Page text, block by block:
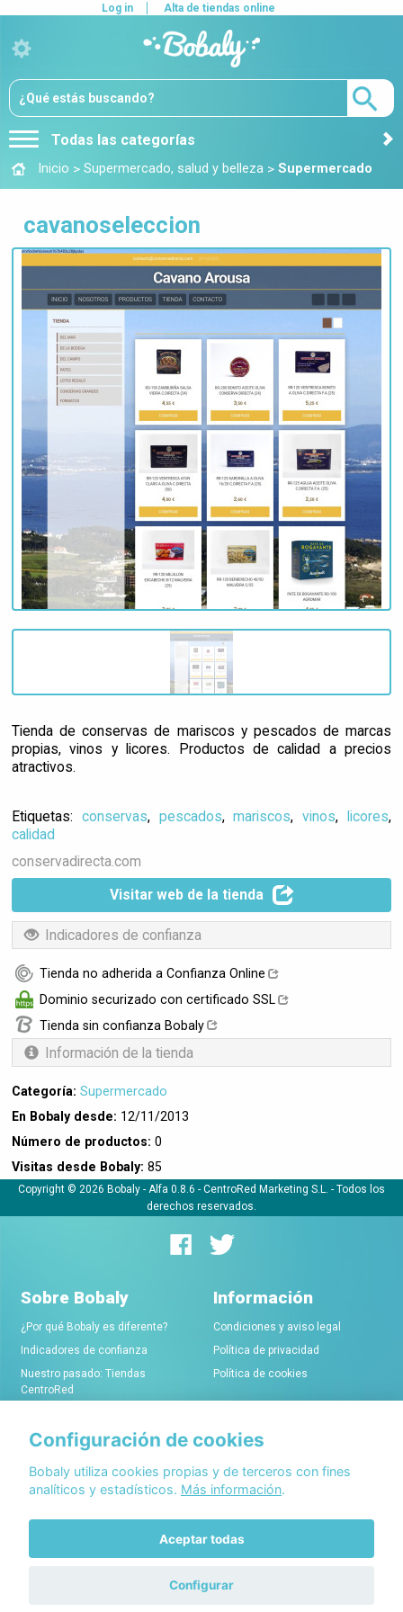
Todas las categorías
Log in Alta de tiendas online
Inicio > Supermercado, salud y belleza > Supermercado
cavanoseleccion
Tienda de conservas de mariscos y pescados de marcas
propias, vinos y licores. Productos de calidad a precios
atractivos.
Etiquetas: conservas, pescados,mariscos,vinos,licores,
calidad
conservadirecta.com
Visitar web de la tienda
Indicadores de confianza
Tienda no adherida a Confianza Online
Dominio securizado con certificado SSL
Tienda sin confianza Bobaly
Información de la tienda
Categoría: Supermercado
En Bobaly desde: 12/11/2013
Número de productos: 0
Visitas desde Bobaly: 85
Copyright © 2026 Bobaly - Alfa 0.8.6 - CentroRed Marketing S.L. - Todos los
derechos reservados.
Sobre Bobaly
¿Por qué Bobaly es diferente?
Indicadores de confianza
Nuestro pasado: Tiendas
CentroRed
Información
Condiciones y aviso legal
Política de privacidad
Política de cookies
Comerciantes
Alta de tiendas online
Condiciones de alta
Conócenos
Acerca de Bobaly Partners
Partner eCommerce
Configuración de cookies
Bobaly utiliza cookies propias y de terceros con fines
analíticos y estadísticos. Más información.
Aceptar todas
Configurar